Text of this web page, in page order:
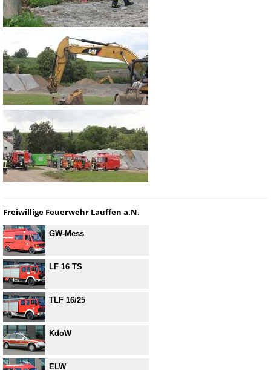
Freiwillige Feuerwehr Lauffen a.N.
GW-Mess
LF 16 TS
TLF 16/25
KdoW
ELW